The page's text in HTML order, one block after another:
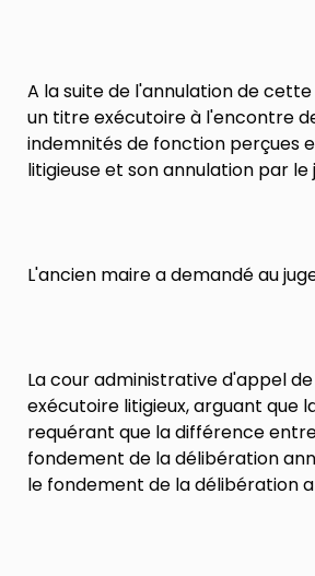
A la suite de l'annulation de
un titre exécutoire à l'encontre
indemnités de fonction perçues
litigieuse et son annulation par le
L'ancien maire a demandé au
La cour administrative d'appel
exécutoire litigieux, arguant que
requérant que la différence
fondement de la délibération
le fondement de la délibération